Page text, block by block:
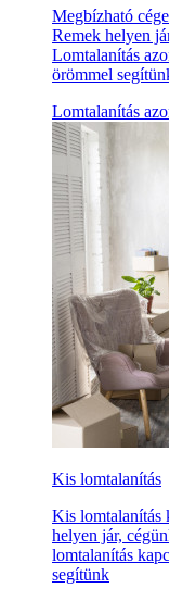
Megbízható
Remek helyen
Lomtalanítás
örömmel
Lomtalanítás
Kis lomtalanítás
Kis lomtalanítás
helyen jár,
lomtalanítás
segítünk